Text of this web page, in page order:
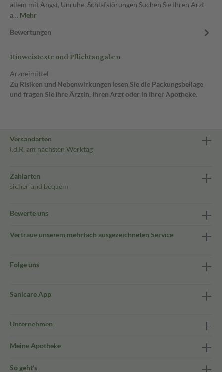
allem mit Angst, Unruhe, Schlafstörungen Suchen Sie Ihren Arzt
a… Mehr
Bewertungen
Hinweistexte und Pflichtangaben
Arzneimittel
Zu Risiken und Nebenwirkungen lesen Sie die Packungsbeilage
und fragen Sie Ihre Ärztin, Ihren Arzt oder in Ihrer Apotheke.
Versandarten
i.d.R. am nächsten Werktag
Zahlarten
sicher und bequem
Bewerte uns
Vertraue unserem mehrfach ausgezeichneten Service
Folge uns
Sanicare App
Unternehmen
Meine Apotheke
So geht's